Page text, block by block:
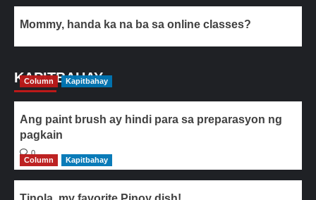
Mommy, handa ka na ba sa online classes?
KAPITBAHAY
Column Kapitbahay
Ang paint brush ay hindi para sa preparasyon ng
pagkain
0
Column
Kapitbahay